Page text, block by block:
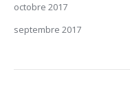
octobre 2017
septembre 2017